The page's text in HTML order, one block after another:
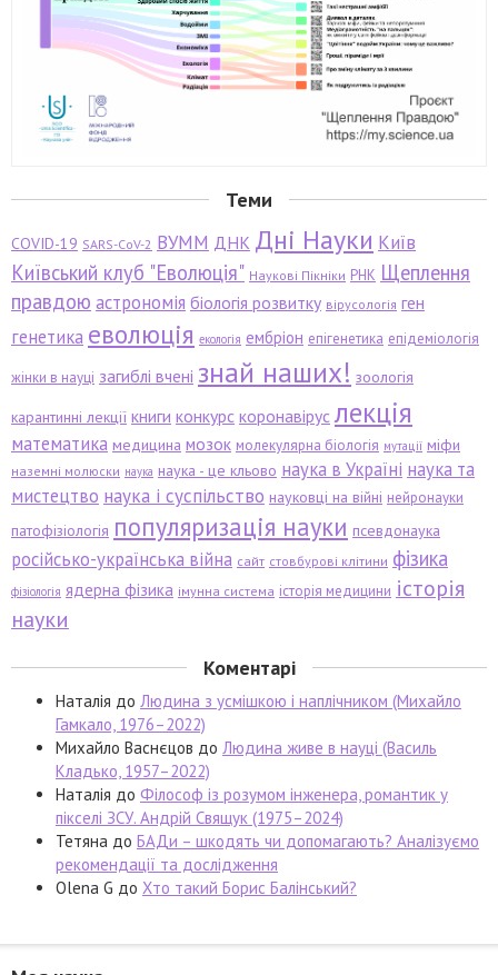
Теми
COVID-19 SARS-CoV-2 ВУММ ДНК Дні Науки Київ
Київський клуб "Еволюція" Наукові Пікніки РНК Щеплення
правдою астрономія біологія розвитку вірусологія ген
генетика еволюція екологія ембріон епігенетика епідеміологія
жінки в науці загиблі вчені знай наших! зоологія
карантинні лекції книги конкурс коронавірус лекція
математика медицина мозок молекулярна біологія мутації міфи
наземні молюски наука наука - це кльово наука в Україні наука та
мистецтво наука і суспільство науковці на війні нейронауки
патофізіологія популяризація науки псевдонаука
російсько-українська війна сайт стовбурові клітини фізика
фізіологія ядерна фізика імунна система історія медицини історія
науки
Коментарі
Наталія до Людина з усмішкою і наплічником (Михайло
Гамкало, 1976–2022)
Михайло Васнєцов до Людина живе в науці (Василь
Кладько, 1957–2022)
Наталія до Філософ із розумом інженера, романтик у
пікселі ЗСУ. Андрій Свящук (1975–2024)
Тетяна до БАДи – шкодять чи допомагають? Аналізуємо
рекомендації та дослідження
Olena G до Хто такий Борис Балінський?